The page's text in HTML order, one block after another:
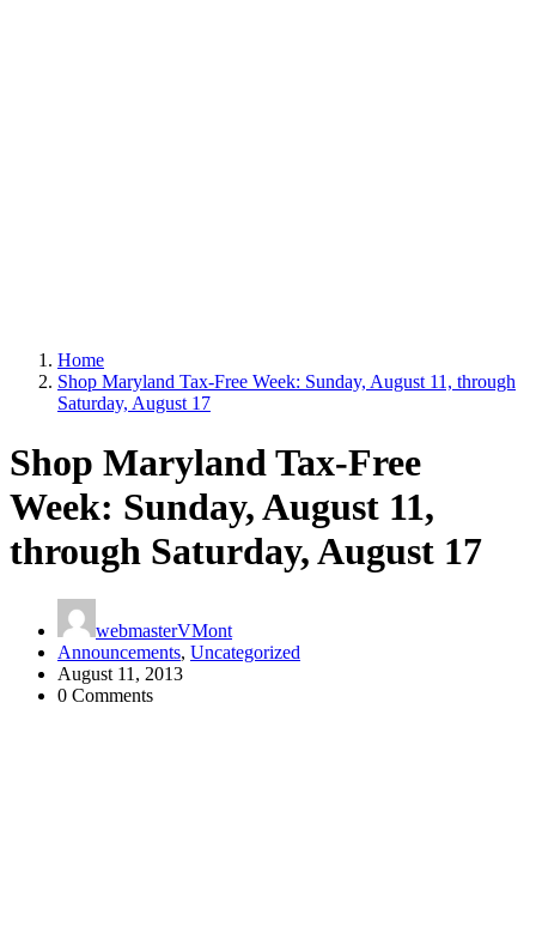
Home
Shop Maryland Tax-Free Week: Sunday, August 11, through
Saturday, August 17
Shop Maryland Tax-Free
Week: Sunday, August 11,
through Saturday, August 17
webmasterVMont
Announcements, Uncategorized
August 11, 2013
0 Comments